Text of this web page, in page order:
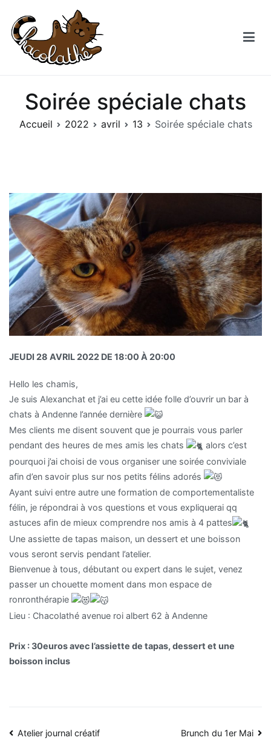
contenu
Soirée spéciale chats
Accueil 2022 avril 13 Soirée spéciale chats
JEUDI 28 AVRIL 2022 DE 18:00 À 20:00
Hello les chamis,
Je suis Alexanchat et j’ai eu cette idée folle d’ouvrir un bar à
chats à Andenne l’année dernière
Mes clients me disent souvent que je pourrais vous parler
pendant des heures de mes amis les chats
alors c’est
pourquoi j’ai choisi de vous organiser une soirée conviviale
afin d’en savoir plus sur nos petits félins adorés
Ayant suivi entre autre une formation de comportementaliste
félin, je répondrai à vos questions et vous expliquerai qq
astuces afin de mieux comprendre nos amis à 4 pattes
Une assiette de tapas maison, un dessert et une boisson
vous seront servis pendant l’atelier.
Bienvenue à tous, débutant ou expert dans le sujet, venez
passer un chouette moment dans mon espace de
ronronthérapie
Lieu : Chacolathé avenue roi albert 62 à Andenne
Prix : 30euros avec l’assiette de tapas, dessert et une
boisson inclus
Navigation
Atelier journal créatif Brunch du 1er Mai